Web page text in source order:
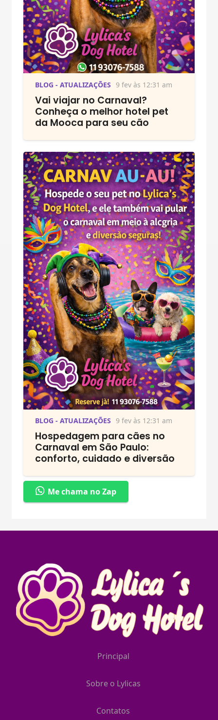
BLOG - ATUALIZAÇÕES 9 fev às 12:31 am
Vai viajar no Carnaval?
Conheça o melhor hotel pet
da Mooca para seu cão
BLOG - ATUALIZAÇÕES 9 fev às 12:31 am
Hospedagem para cães no
Carnaval em São Paulo:
conforto, cuidado e diversão
Me chama no Zap
Principal
Sobre o Lylicas
Contatos